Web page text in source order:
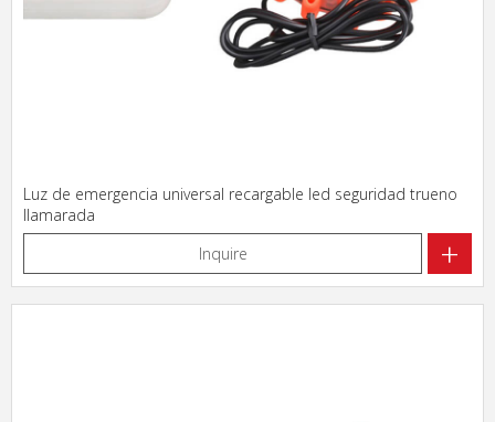
Luz de emergencia universal recargable led seguridad trueno
llamarada
Inquire
+